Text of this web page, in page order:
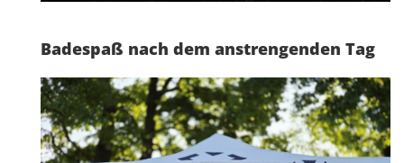
Badespaß nach dem anstrengenden Tag